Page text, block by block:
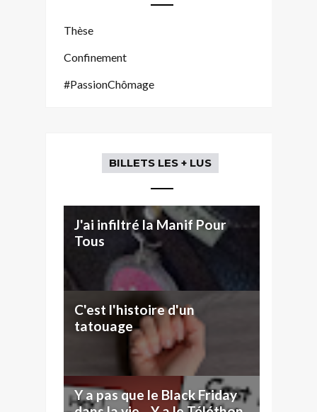
Thèse
Confinement
#PassionChômage
BILLETS LES + LUS
J'ai infiltré la Manif Pour
Tous
C'est l'histoire d'un
tatouage
Y a pas que le Black Friday